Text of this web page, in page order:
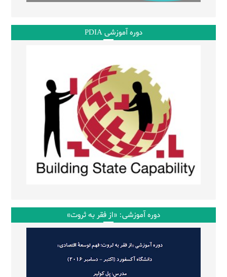
دوره آموزشی PDIA
دوره آموزشی: «از فقر به ثروت»